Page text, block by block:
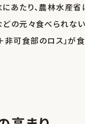
たり、農林水産省
の元々食べられな
非可食部のロス」